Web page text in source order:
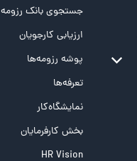
جستجوی بانک رزومه
ارزیابی کارجویان
پوشه‌‌ رزومه‌ها
تعرفه‌ها
نمایشگاه‌کار
بخش کارفرمایان
HR Vision